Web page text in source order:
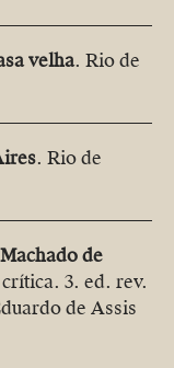
velha. Rio de
. Rio de
Machado de
3. ed. rev.
de Assis